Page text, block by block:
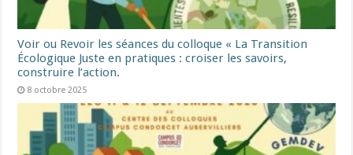
Voir ou Revoir les séances du colloque « La Transition
Écologique Juste en pratiques : croiser les savoirs,
construire l’action.
8 octobre 2025